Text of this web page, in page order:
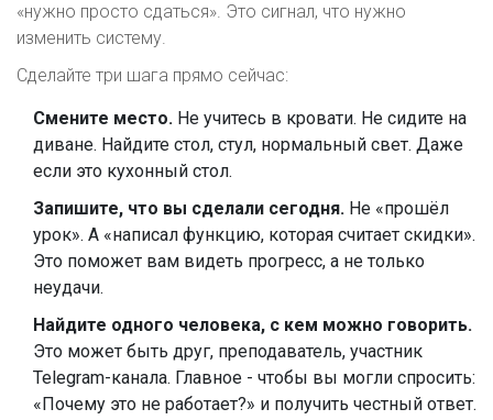
«нужно просто сдаться». Это сигнал, что нужно
изменить систему.
Сделайте три шага прямо сейчас:
Смените место. Не учитеcь в кровати. Не сидите на
диване. Найдите стол, стул, нормальный свет. Даже
если это кухонный стол.
Запишите, что вы сделали сегодня. Не «прошёл
урок». А «написал функцию, которая считает скидки».
Это поможет вам видеть прогресс, а не только
неудачи.
Найдите одного человека, с кем можно говорить.
Это может быть друг, преподаватель, участник
Telegram-канала. Главное - чтобы вы могли спросить:
«Почему это не работает?» и получить честный ответ.